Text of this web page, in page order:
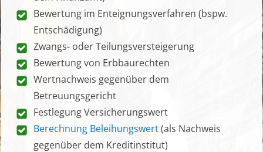
Bewertung im Enteignungsverfahren (bspw.
Entschädigung)
Zwangs- oder Teilungsversteigerung
Bewertung von Erbbaurechten
Wertnachweis gegenüber dem
Betreuungsgericht
Festlegung Versicherungswert
Berechnung Beleihungswert(als Nachweis
gegenüber dem Kreditinstitut)